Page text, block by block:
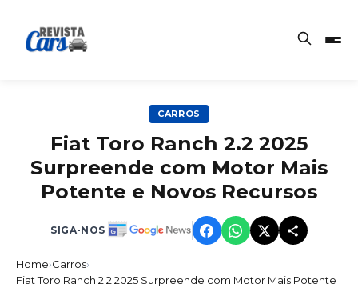
CARROS
Fiat Toro Ranch 2.2 2025
Surpreende com Motor Mais
Potente e Novos Recursos
SIGA-NOS
Home›Carros›
Fiat Toro Ranch 2.2 2025 Surpreende com Motor Mais Potente